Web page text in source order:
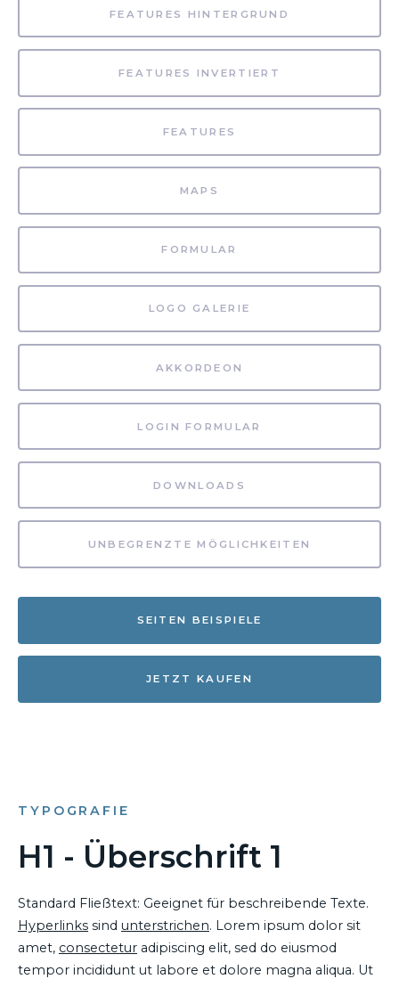
FEATURES HINTERGRUND
FEATURES INVERTIERT
FEATURES
MAPS
FORMULAR
LOGO GALERIE
AKKORDEON
LOGIN FORMULAR
DOWNLOADS
UNBEGRENZTE MÖGLICHKEITEN
SEITEN BEISPIELE
JETZT KAUFEN
TYPOGRAFIE
H1 - Überschrift 1
Standard Fließtext: Geeignet für beschreibende Texte.
Hyperlinks sind unterstrichen. Lorem ipsum dolor sit
amet, consectetur adipiscing elit, sed do eiusmod
tempor incididunt ut labore et dolore magna aliqua. Ut